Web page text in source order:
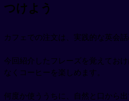
つけよう
カフェでの注文は、実践的な英会話
今回紹介したフレーズを覚えてお
なくコーヒーを楽しめます。
何度か使ううちに、自然と口から